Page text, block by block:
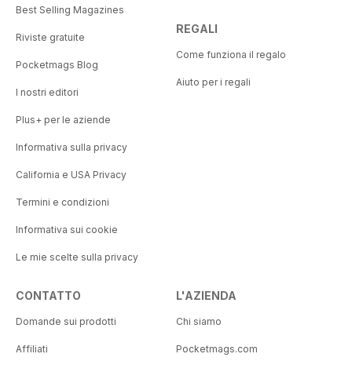
Best Selling Magazines
Riviste gratuite
Pocketmags Blog
I nostri editori
Plus+ per le aziende
Informativa sulla privacy
California e USA Privacy
Termini e condizioni
Informativa sui cookie
Le mie scelte sulla privacy
REGALI
Come funziona il regalo
Aiuto per i regali
CONTATTO
Domande sui prodotti
Affiliati
L'AZIENDA
Chi siamo
Pocketmags.com